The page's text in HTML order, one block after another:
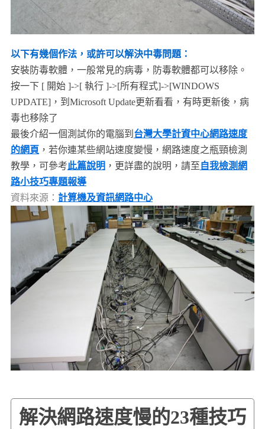
以下有幾個作法，或許可以解決中毒問題：
安裝防毒軟體，一般常見的病毒，防毒軟體都可以移除。
按一下 [ 開始 ]->[ 執行 ]->[所有程式]->[WINDOWS
UPDATE]，到Microsoft Update更新看看，有時更新後，病
毒也移除了
最後介紹一個測試你的電腦到 台灣大學計資中心網路速度
的網頁 ，若你連某些網站速度變慢，網路速度之瓶頸檢測
教學，可參考此篇說明 ，更詳盡的說明，請至 自我檢測網
路小技巧專題報導
資料來源： 計算機及資訊網路中心
解決網路速度慢的23種技巧